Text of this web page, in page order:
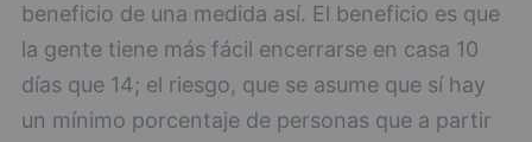
beneficio de una medida así. El beneficio es que
la gente tiene más fácil encerrarse en casa 10
días que 14; el riesgo, que se asume que sí hay
un mínimo porcentaje de personas que a partir